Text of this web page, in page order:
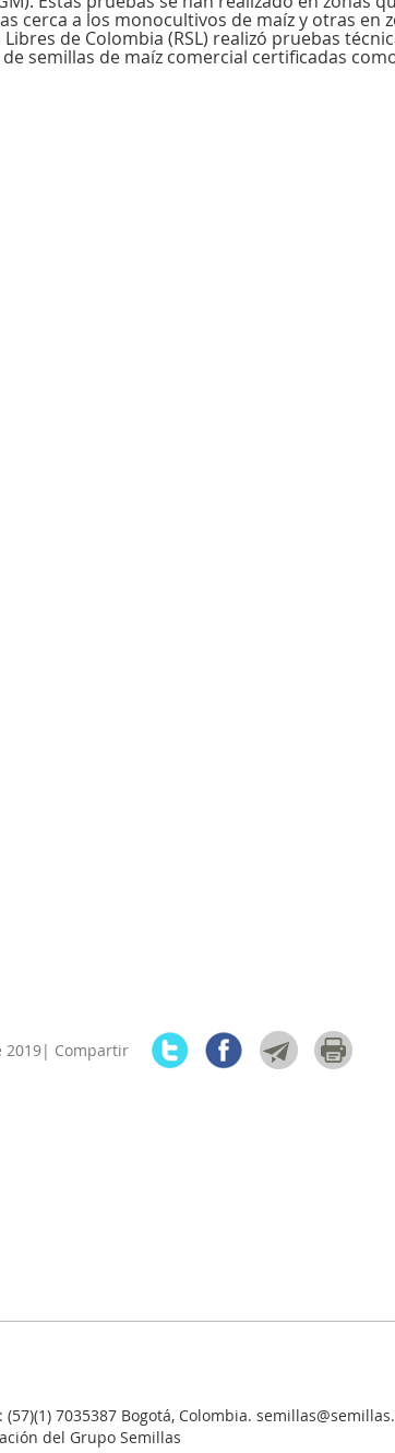
cerca a los monocultivos de maíz y otras en
de Colombia (RSL) realizó pruebas
semillas de maíz comercial certificadas
2019| Compartir
7035387 Bogotá, Colombia.
del Grupo Semillas